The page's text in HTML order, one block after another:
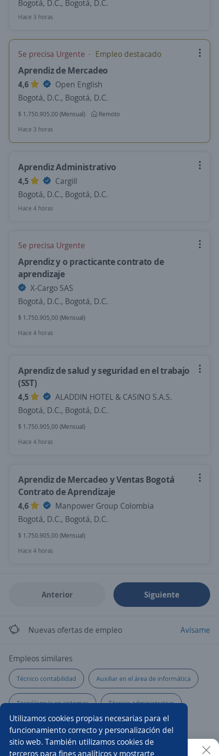
Utilizamos cookies propias necesarias para el
funcionamiento correcto y personalización del
sitio web. También utilizamos cookies de
terceros para fines analíticos y mostrarte
Bogotá, D.C., Bogotá, D.C.
Hace 3 horas
Se precisa Urgente Empleo destacado
Aprendiz de Mercadeo
4,6
Open English
Bogotá, D.C., Bogotá, D.C.
$ 1.750.905,00 (Mensual)
Remoto
Hace 3 horas
Aprendiz Administrativo
4,5
Cargill
Bogotá, D.C., Bogotá, D.C.
Hace 4 horas
Se precisa Urgente
Aprendiz y o practicante contrato de
aprendizaje
X-Cargo SAS
Bogotá, D.C., Bogotá, D.C.
$ 1.750.905,00 (Mensual)
Hace 4 horas
Aprendiz de salud y seguridad en el trabajo
(SST)
4,5
ALADDIN HOTEL & CASINO S.A.S.
Bogotá, D.C., Bogotá, D.C.
$ 1.750.905,00 (Mensual)
Hace 4 horas
Aprendiz de Mercadeo y Ventas Bogotá
Contrato de Aprendizaje
4,6
Manpower Group Colombia
Bogotá, D.C., Bogotá, D.C.
$ 1.750.905,00 (Mensual)
Hace 4 horas
Anterior Siguiente
Nuevas ofertas de empleo Avísame
Empleos similares
Técnico contabilidad Auxiliar en el área de informática
Tecnólogo/a en sistemas Técnico administrativo
Pasante de sistemas Analista de datos
Practicante recursos humanos Auxiliar de cocina